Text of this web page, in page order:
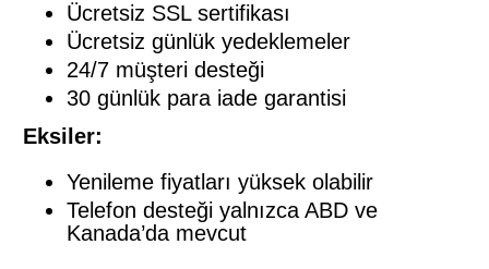
Ücretsiz SSL sertifikası
Ücretsiz günlük yedeklemeler
24/7 müşteri desteği
30 günlük para iade garantisi
Eksiler:
Yenileme fiyatları yüksek olabilir
Telefon desteği yalnızca ABD ve
Kanada’da mevcut